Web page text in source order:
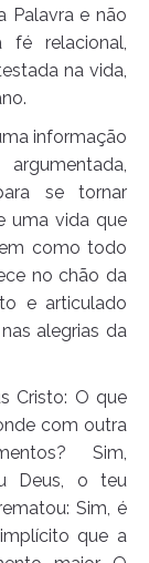
Palavra e não
fé relacional,
na vida,
informação
se tornar
uma vida que
como todo
no chão da
e articulado
alegrias da
Cristo: O que
com outra
Sim,
Deus, o teu
Sim, é
que a